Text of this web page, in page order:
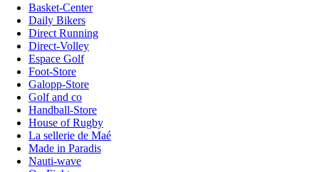
Basket-Center
Daily Bikers
Direct Running
Direct-Volley
Espace Golf
Foot-Store
Galopp-Store
Golf and co
Handball-Store
House of Rugby
La sellerie de Maé
Made in Paradis
Nauti-wave